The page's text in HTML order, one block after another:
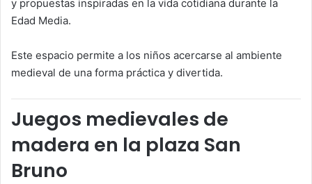
y propuestas inspiradas en la vida cotidiana durante la
Edad Media.
Este espacio permite a los niños acercarse al ambiente
medieval de una forma práctica y divertida.
Juegos medievales de
madera en la plaza San
Bruno